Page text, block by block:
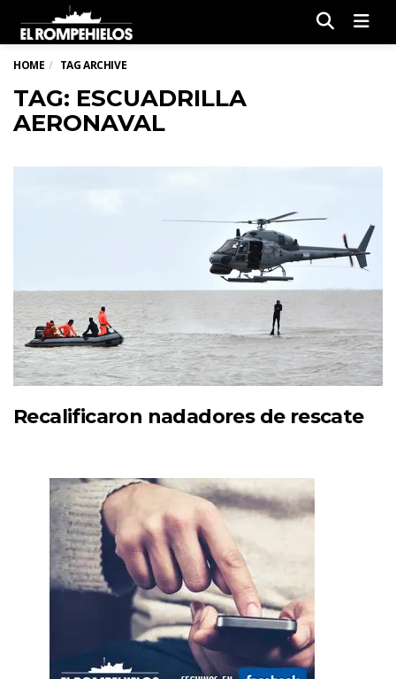
HOME TAG ARCHIVE
TAG: ESCUADRILLA
AERONAVAL
Recalificaron nadadores de rescate